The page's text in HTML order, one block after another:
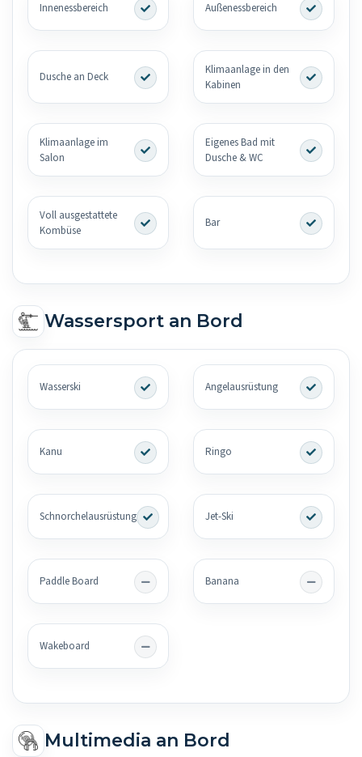
Innenessbereich Außenessbereich
Dusche an Deck
Klimaanlage in den
Kabinen
Klimaanlage im
Salon
Eigenes Bad mit
Dusche & WC
Voll ausgestattete
Kombüse
Bar
Wassersport an Bord
Wasserski Angelausrüstung
Kanu Ringo
Schnorchelausrüstung Jet-Ski
Paddle Board Banana
Wakeboard
Multimedia an Bord